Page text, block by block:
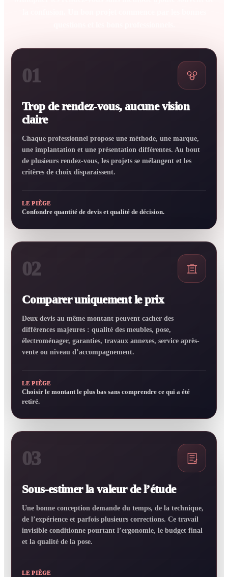
01
Trop de rendez-vous, aucune vision
claire
Chaque professionnel propose une méthode, une marque,
une implantation et une présentation différentes. Au bout
de plusieurs rendez-vous, les projets se mélangent et les
critères de choix disparaissent.
LE PIÈGE
Confondre quantité de devis et qualité de décision.
02
Comparer uniquement le prix
Deux devis au même montant peuvent cacher des
différences majeures : qualité des meubles, pose,
électroménager, garanties, travaux annexes, service après-
vente ou niveau d’accompagnement.
LE PIÈGE
Choisir le montant le plus bas sans comprendre ce qui a été
retiré.
03
Sous-estimer la valeur de l’étude
Une bonne conception demande du temps, de la technique,
de l’expérience et parfois plusieurs corrections. Ce travail
invisible conditionne pourtant l’ergonomie, le budget final
et la qualité de la pose.
LE PIÈGE